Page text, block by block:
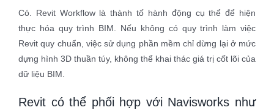
Có. Revit Workflow là thành tố hành động cụ thể để hiện
thực hóa quy trình BIM. Nếu không có quy trình làm việc
Revit quy chuẩn, việc sử dụng phần mềm chỉ dừng lại ở mức
dựng hình 3D thuần túy, không thể khai thác giá trị cốt lõi của
dữ liệu BIM.
Revit có thể phối hợp với Navisworks như